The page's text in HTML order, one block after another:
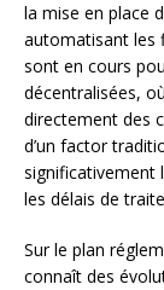
la mise en place
automatisant les
sont en cours
décentralisées,
directement des
d’un factor
significativement
les délais de
Sur le plan
connaît des